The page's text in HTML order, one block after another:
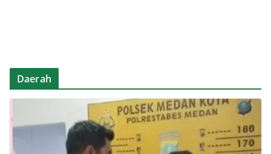
Daerah